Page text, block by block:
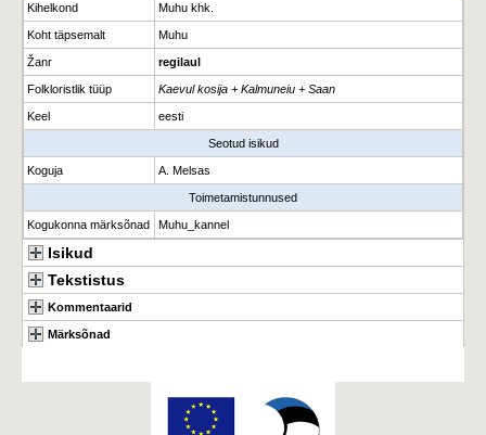
Kihelkond Muhu khk.
Koht täpsemalt Muhu
Žanr regilaul
Folkloristlik tüüp Kaevul kosija + Kalmuneiu + Saan
Keel eesti
Seotud isikud
Koguja A. Melsas
Toimetamistunnused
Kogukonna märksõnad Muhu_kannel
Isikud
Tekstistus
Kommentaarid
Märksõnad